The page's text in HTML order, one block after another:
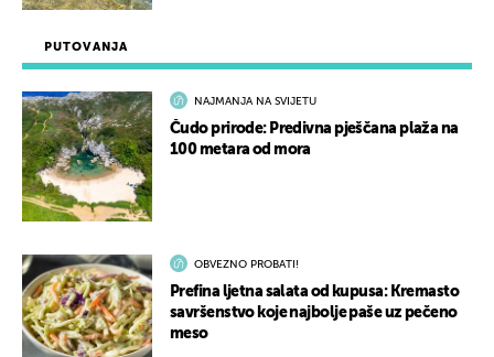
PUTOVANJA
NAJMANJA NA SVIJETU
Čudo prirode: Predivna pješčana plaža na
100 metara od mora
OBVEZNO PROBATI!
Prefina ljetna salata od kupusa: Kremasto
savršenstvo koje najbolje paše uz pečeno
meso